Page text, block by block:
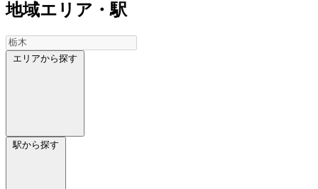
地域エリア・駅
エリアから探す
駅から探す